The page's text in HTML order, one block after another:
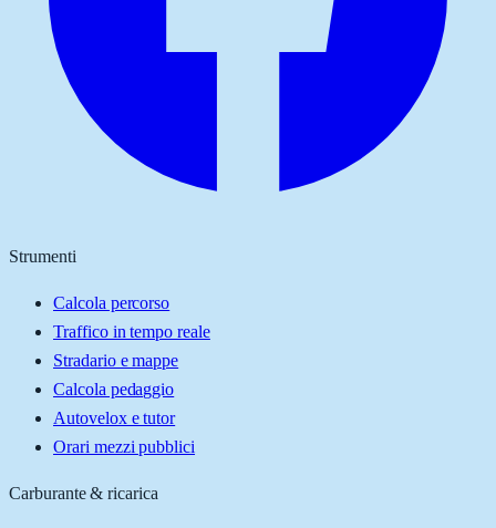
Strumenti
Calcola percorso
Traffico in tempo reale
Stradario e mappe
Calcola pedaggio
Autovelox e tutor
Orari mezzi pubblici
Carburante & ricarica